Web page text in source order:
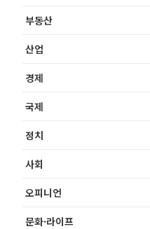
부동산
산업
경제
국제
정치
사회
오피니언
문화·라이프